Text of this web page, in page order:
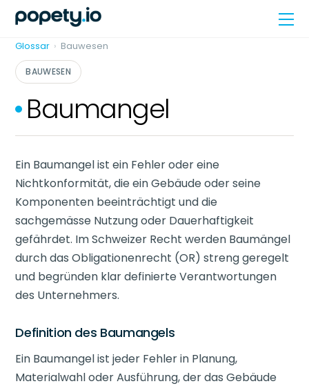
Skip
content
Glossar › Bauwesen
BAUWESEN
Baumangel
Ein Baumangel ist ein Fehler oder eine
Nichtkonformität, die ein Gebäude oder seine
Komponenten beeinträchtigt und die
sachgemässe Nutzung oder Dauerhaftigkeit
gefährdet. Im Schweizer Recht werden Baumängel
durch das Obligationenrecht (OR) streng geregelt
und begründen klar definierte Verantwortungen
des Unternehmers.
Definition des Baumangels
Ein Baumangel ist jeder Fehler in Planung,
Materialwahl oder Ausführung, der das Gebäude